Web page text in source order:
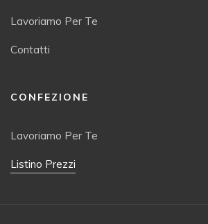
Lavoriamo Per Te
Contatti
CONFEZIONE
Lavoriamo Per Te
Listino Prezzi